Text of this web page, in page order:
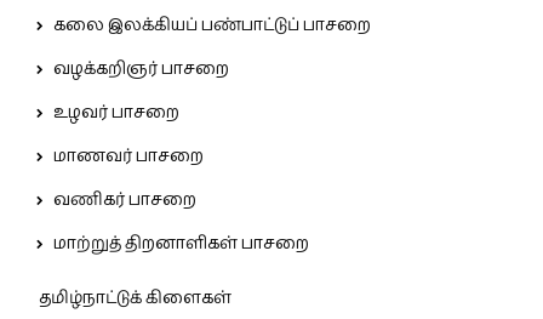
கலை இலக்கியப் பண்பாட்டுப் பாசறை
வழக்கறிஞர் பாசறை
உழவர் பாசறை
மாணவர் பாசறை
வணிகர் பாசறை
மாற்றுத் திறனாளிகள் பாசறை
தமிழ்நாட்டுக் கிளைகள்